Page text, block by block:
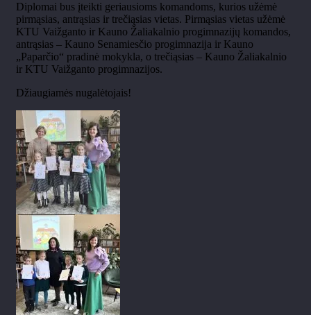
Diplomai bus įteikti geriausioms komandoms, kurios užėmė
pirmąsias, antrąsias ir trečiąsias vietas. Pirmąsias vietas užėmė
KTU Vaižganto ir Kauno Žaliakalnio progimnazijų komandos,
antrąsias – Kauno Senamiesčio progimnazija ir Kauno
„Paparčio“ pradinė mokykla, o trečiąsias – Kauno Žaliakalnio
ir KTU Vaižganto progimnazijos.
Džiaugiamės nugalėtojais!